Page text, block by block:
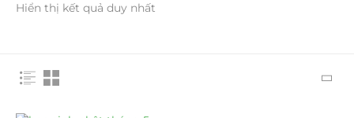
Hiển thị kết quả duy nhất